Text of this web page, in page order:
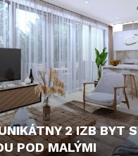
2 IZB BYT S
POD MALÝMI